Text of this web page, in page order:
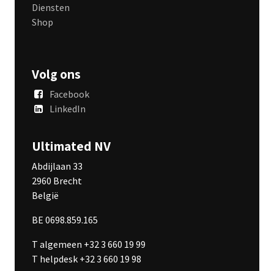
Diensten
Shop
Volg ons
Facebook
LinkedIn
Ultimated NV
Abdijlaan 33
2960 Brecht
België
BE 0698.859.165
T algemeen +32 3 660 19 99
T helpdesk +32 3 660 19 98